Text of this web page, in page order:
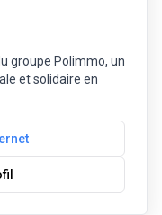
groupe Polimmo, un
et solidaire en